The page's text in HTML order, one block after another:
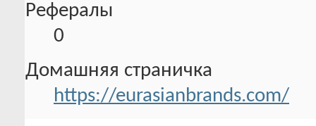
Рефералы
0
Домашняя страничка
https://eurasianbrands.com/